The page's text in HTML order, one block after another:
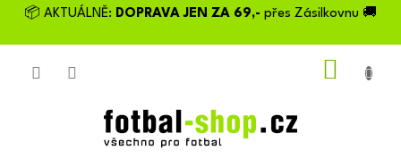
Přejít📦 AKTUÁLNĚ: DOPRAVA JEN ZA 69,- přes Zásilkovnu 🚚